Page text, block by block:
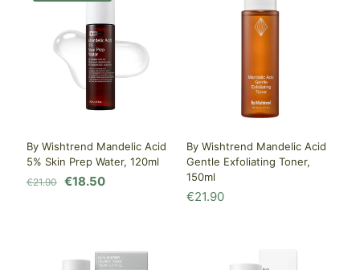
By Wishtrend Mandelic Acid
5% Skin Prep Water, 120ml
€21.90 Первоначальная
€18.50Текущая
By Wishtrend Mandelic Acid
Gentle Exfoliating Toner,
150ml
€21.90